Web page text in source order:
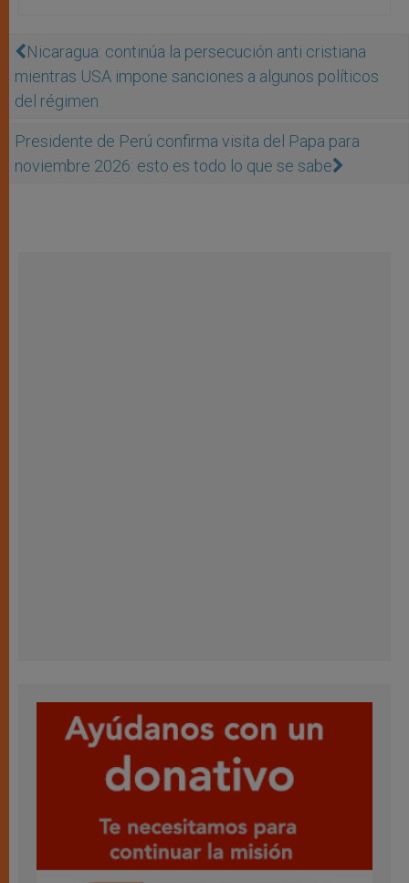
Nicaragua: continúa la persecución anti cristiana
mientras USA impone sanciones a algunos políticos
del régimen
Presidente de Perú confirma visita del Papa para
noviembre 2026: esto es todo lo que se sabe